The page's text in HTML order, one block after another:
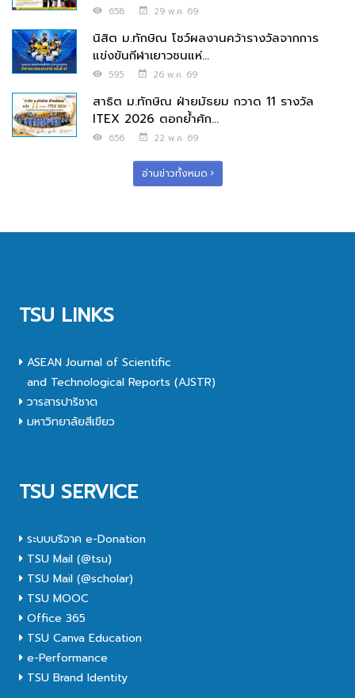
658 29 พ.ค. 69
นิสิต ม.ทักษิณ โชว์ผลงานคว้ารางวัลจากการ
แข่งขันกีฬาเยาวชนแห่...
595 26 พ.ค. 69
สาธิต ม.ทักษิณ ฝ่ายมัธยม กวาด 11 รางวัล
ITEX 2026 ตอกย้ำศัก...
656 22 พ.ค. 69
อ่านข่าวทั้งหมด
TSU LINKS
ASEAN Journal of Scientific
and Technological Reports (AJSTR)
วารสารปาริชาต
มหาวิทยาลัยสีเขียว
TSU SERVICE
ระบบบริจาค e-Donation
TSU Mail (@tsu)
TSU Mail (@scholar)
TSU MOOC
Office 365
TSU Canva Education
e-Performance
TSU Brand Identity